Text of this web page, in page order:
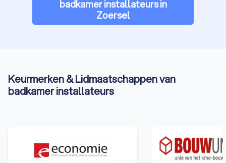
een prachtig afgewerkte badkamer die aan al uw
badkamer installateurs in
Zoersel
Keurmerken & Lidmaatschappen van
badkamer installateurs